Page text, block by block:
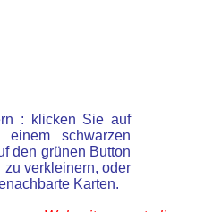
: klicken Sie auf
schwarzen
den grünen Button
zu verkleinern, oder
Karten.